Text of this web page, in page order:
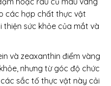
các hợp chất thực vật
thiện sức khỏe của mắt và
và zeaxanthin điểm vàng
nhưng từ góc độ chức
sắc tố thực vật này cải